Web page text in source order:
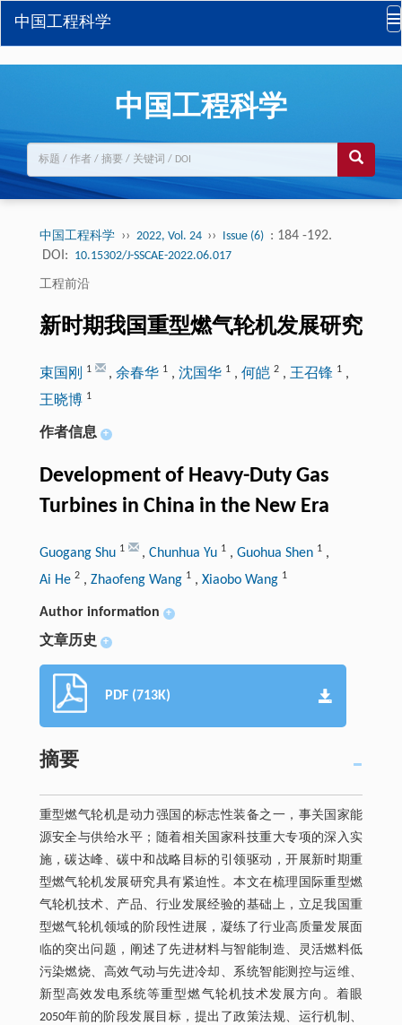
中国工程科学
中国工程科学
中国工程科学 ›› 2022, Vol. 24 ›› Issue (6) : 184 -192.
DOI: 10.15302/J-SSCAE-2022.06.017
工程前沿
新时期我国重型燃气轮机发展研究
束国刚 1 , 余春华 1, 沈国华 1, 何皑 2, 王召锋 1,
王晓博 1
作者信息 +
Development of Heavy-Duty Gas
Turbines in China in the New Era
Guogang Shu 1 , Chunhua Yu 1, Guohua Shen 1,
Ai He 2, Zhaofeng Wang 1, Xiaobo Wang 1
Author information +
文章历史 +
PDF (713K)
摘要
重型燃气轮机是动力强国的标志性装备之一，事关国家能
源安全与供给水平；随着相关国家科技重大专项的深入实
施，碳达峰、碳中和战略目标的引领驱动，开展新时期重
型燃气轮机发展研究具有紧迫性。本文在梳理国际重型燃
气轮机技术、产品、行业发展经验的基础上，立足我国重
型燃气轮机领域的阶段性进展，凝练了行业高质量发展面
临的突出问题，阐述了先进材料与智能制造、灵活燃料低
污染燃烧、高效气动与先进冷却、系统智能测控与运维、
新型高效发电系统等重型燃气轮机技术发展方向。着眼
2050年前的阶段发展目标，提出了政策法规、运行机制、